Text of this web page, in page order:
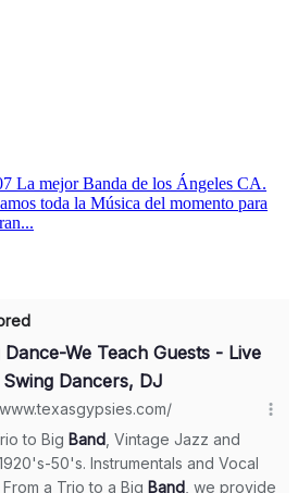
La mejor Banda de los Ángeles CA.
toda la Música del momento para